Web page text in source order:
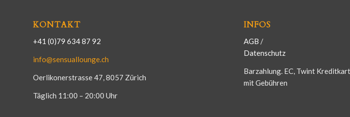
KONTAKT
+41 (0)79 634 87 92
info@sensuallounge.ch
Oerlikonerstrasse 47, 8057 Zürich
Täglich 11:00 – 20:00 Uhr
INFOS
AGB /
Datenschutz
Barzahlung. EC, Twint
mit Gebühren